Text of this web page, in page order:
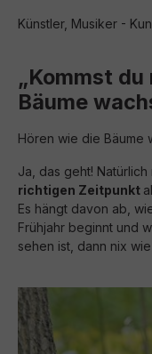
Künstler, Musiker -
„Kommst
Bäume
Hören wie die Bäume
Ja, das geht!
richtigen Zeitpunkt
Es hängt davon ab,
Frühjahr beginnt und
sehen ist, dann nix